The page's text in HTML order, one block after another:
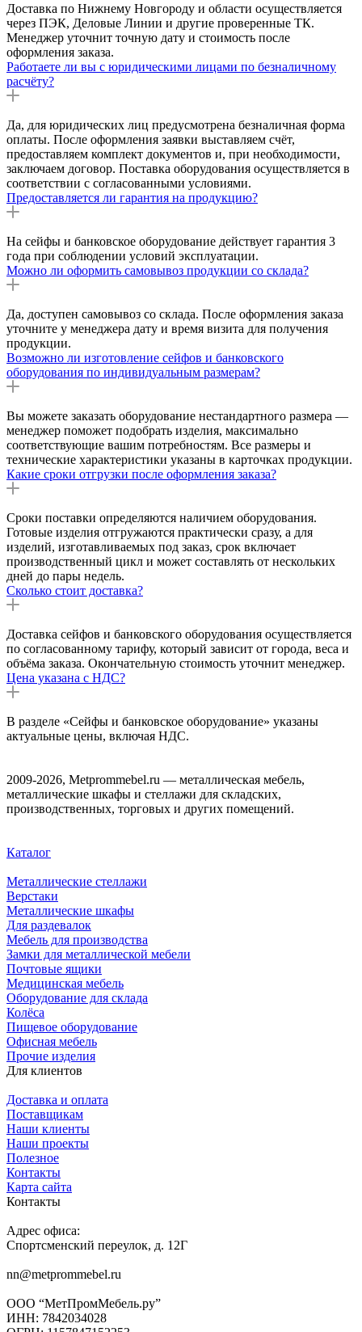
Доставка по Нижнему Новгороду и области осуществляется
через ПЭК, Деловые Линии и другие проверенные ТК.
Менеджер уточнит точную дату и стоимость после
оформления заказа.
Работаете ли вы с юридическими лицами по безналичному
расчёту?
Да, для юридических лиц предусмотрена безналичная форма
оплаты. После оформления заявки выставляем счёт,
предоставляем комплект документов и, при необходимости,
заключаем договор. Поставка оборудования осуществляется в
соответствии с согласованными условиями.
Предоставляется ли гарантия на продукцию?
На сейфы и банковское оборудование действует гарантия 3
года при соблюдении условий эксплуатации.
Можно ли оформить самовывоз продукции со склада?
Да, доступен самовывоз со склада. После оформления заказа
уточните у менеджера дату и время визита для получения
продукции.
Возможно ли изготовление сейфов и банковского
оборудования по индивидуальным размерам?
Вы можете заказать оборудование нестандартного размера —
менеджер поможет подобрать изделия, максимально
соответствующие вашим потребностям. Все размеры и
технические характеристики указаны в карточках продукции.
Какие сроки отгрузки после оформления заказа?
Сроки поставки определяются наличием оборудования.
Готовые изделия отгружаются практически сразу, а для
изделий, изготавливаемых под заказ, срок включает
производственный цикл и может составлять от нескольких
дней до пары недель.
Сколько стоит доставка?
Доставка сейфов и банковского оборудования осуществляется
по согласованному тарифу, который зависит от города, веса и
объёма заказа. Окончательную стоимость уточнит менеджер.
Цена указана с НДС?
В разделе «Сейфы и банковское оборудование» указаны
актуальные цены, включая НДС.
2009-2026, Metprommebel.ru — металлическая мебель,
металлические шкафы и стеллажи для складских,
производственных, торговых и других помещений.
Каталог
Металлические стеллажи
Верстаки
Металлические шкафы
Для раздевалок
Мебель для производства
Замки для металлической мебели
Почтовые ящики
Медицинская мебель
Оборудование для склада
Колёса
Пищевое оборудование
Офисная мебель
Прочие изделия
Для клиентов
Доставка и оплата
Поставщикам
Наши клиенты
Наши проекты
Полезное
Контакты
Карта сайта
Контакты
Адрес офиса:
Спортсменский переулок, д. 12Г
nn@metprommebel.ru
ООО “МетПромМебель.ру”
ИНН: 7842034028